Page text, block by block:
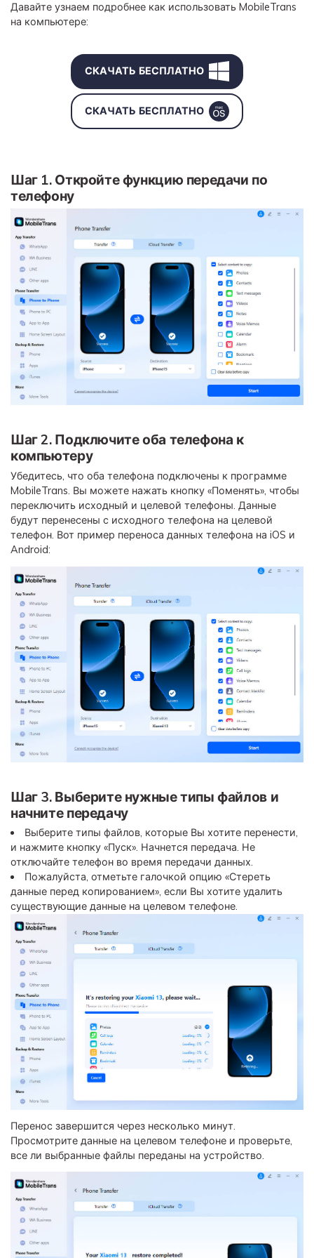
Приложение
Mutsapper
Передавайте данные WhatsApp &
WhatsApp Business без сброса
настроек к заводским.
Передавайте данные смартфона,
данные WhatsApp и файлы между
устройствами.
Давайте узнаем подробнее как использовать MobileTrans
на компьютере:
СКАЧАТЬ БЕСПЛАТНО
СКАЧАТЬ БЕСПЛАТНО
Шаг 1. Откройте функцию передачи по
телефону
Шаг 2. Подключите оба телефона к
компьютеру
Убедитесь, что оба телефона подключены к программе
MobileTrans. Вы можете нажать кнопку «Поменять», чтобы
переключить исходный и целевой телефоны. Данные
будут перенесены с исходного телефона на целевой
телефон. Вот пример переноса данных телефона на iOS и
Android:
Шаг 3. Выберите нужные типы файлов и
начните передачу
Выберите типы файлов, которые Вы хотите перенести,
и нажмите кнопку «Пуск». Начнется передача. Не
отключайте телефон во время передачи данных.
Пожалуйста, отметьте галочкой опцию «Стереть
данные перед копированием», если Вы хотите удалить
существующие данные на целевом телефоне.
Перенос завершится через несколько минут.
Просмотрите данные на целевом телефоне и проверьте,
все ли выбранные файлы переданы на устройство.